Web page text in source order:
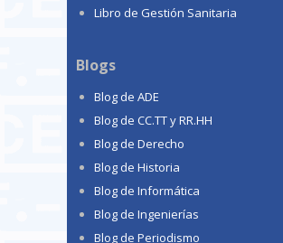
Libro de Gestión Sanitaria
Blogs
Blog de ADE
Blog de CC.TT y RR.HH
Blog de Derecho
Blog de Historia
Blog de Informática
Blog de Ingenierías
Blog de Periodismo